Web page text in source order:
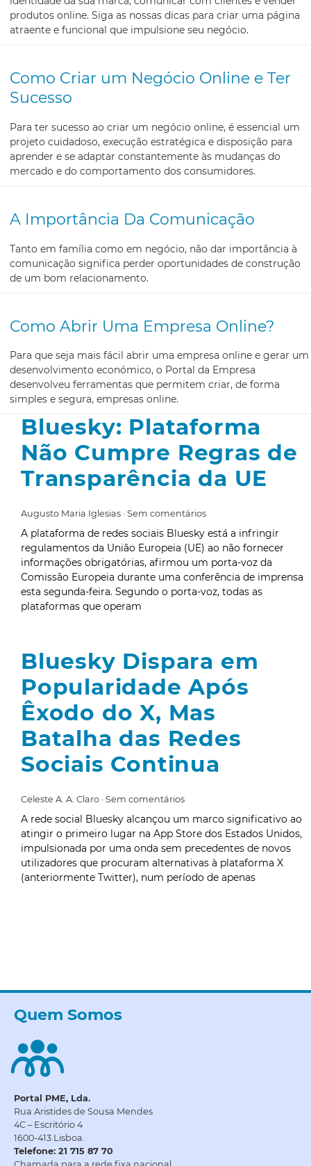
produtos online. Siga as nossas dicas para criar uma página
atraente e funcional que impulsione seu negócio.
Como Criar um Negócio Online e Ter
Sucesso
Para ter sucesso ao criar um negócio online, é essencial um
projeto cuidadoso, execução estratégica e disposição para
aprender e se adaptar constantemente às mudanças do
mercado e do comportamento dos consumidores.
A Importância Da Comunicação
Tanto em família como em negócio, não dar importância à
comunicação significa perder oportunidades de construção
de um bom relacionamento.
Como Abrir Uma Empresa Online?
Para que seja mais fácil abrir uma empresa online e gerar um
desenvolvimento económico, o Portal da Empresa
desenvolveu ferramentas que permitem criar, de forma
simples e segura, empresas online.
Bluesky: Plataforma
Não Cumpre Regras de
Transparência da UE
Augusto Maria Iglesias Sem comentários
A plataforma de redes sociais Bluesky está a infringir
regulamentos da União Europeia (UE) ao não fornecer
informações obrigatórias, afirmou um porta-voz da
Comissão Europeia durante uma conferência de imprensa
esta segunda-feira. Segundo o porta-voz, todas as
plataformas que operam
Bluesky Dispara em
Popularidade Após
Êxodo do X, Mas
Batalha das Redes
Sociais Continua
Celeste A. A. Claro Sem comentários
A rede social Bluesky alcançou um marco significativo ao
atingir o primeiro lugar na App Store dos Estados Unidos,
impulsionada por uma onda sem precedentes de novos
utilizadores que procuram alternativas à plataforma X
(anteriormente Twitter), num período de apenas
Quem Somos
Portal PME, Lda.
Rua Aristides de Sousa Mendes
4C – Escritório 4
1600-413 Lisboa.
Telefone: 21 715 87 70